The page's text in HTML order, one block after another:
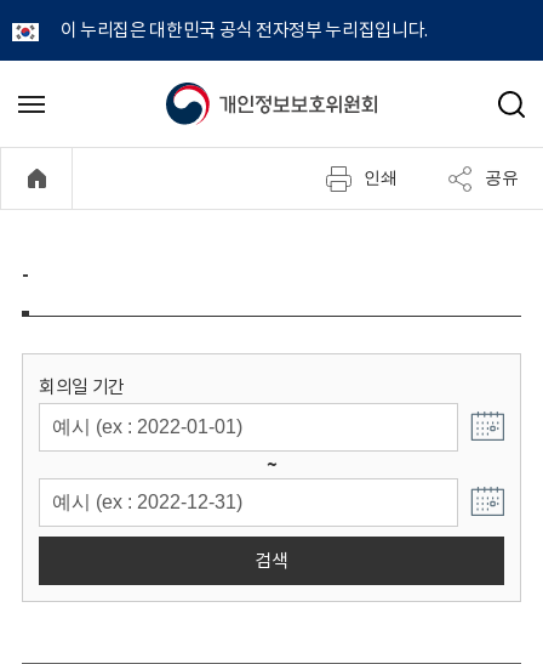
이 누리집은 대한민국 공식 전자정부 누리집입니다.
개
정
보
위
원
회
메
기
검
인쇄 공유
-
회의일 기간
~
검색